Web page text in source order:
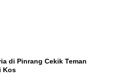
di Pinrang Cekik Teman
Kos